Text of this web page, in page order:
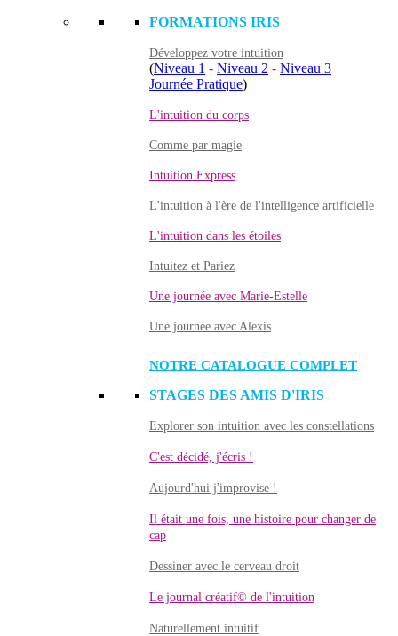
FORMATIONS IRIS
Développez votre intuition
(Niveau 1 - Niveau 2 - Niveau 3
Journée Pratique)
L'intuition du corps
Comme par magie
Intuition Express
L'intuition à l'ère de l'intelligence artificielle
L'intuition dans les étoiles
Intuitez et Pariez
Une journée avec Marie-Estelle
Une journée avec Alexis
NOTRE CATALOGUE COMPLET
STAGES DES AMIS D'IRIS
Explorer son intuition avec les constellations
C'est décidé, j'écris !
Aujourd'hui j'improvise !
Il était une fois, une histoire pour changer de
cap
Dessiner avec le cerveau droit
Le journal créatif© de l'intuition
Naturellement intuitif